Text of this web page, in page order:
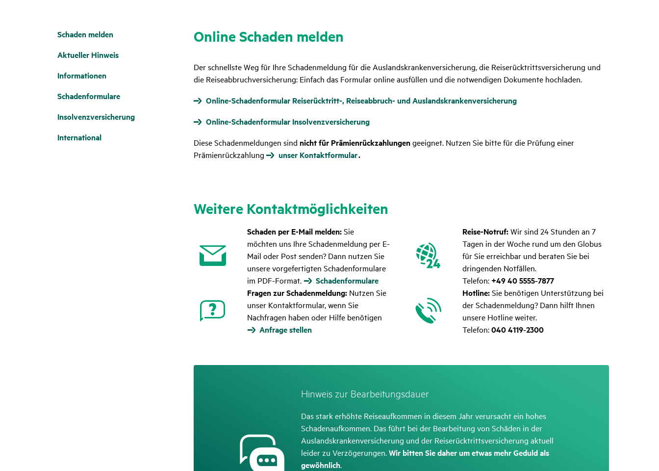
Schaden melden
Aktu­eller Hinweis
Infor­ma­tionen
Scha­den­for­mu­lare
Insol­venz­ver­si­che­rung
Inter­na­tional
Online Schaden melden
Der schnellste Weg für Ihre Schadenmeldung für die Auslandskrankenversicherung, die Reiserücktrittsversicherung und
die Reiseabbruchversicherung: Einfach das Formular online ausfüllen und die notwendigen Dokumente hochladen.
Online-Schadenformular Reiserücktritt-, Reiseabbruch- und Auslandskrankenversicherung
Online-Schadenformular Insolvenzversicherung
Diese Schadenmeldungen sind nicht für Prämienrückzahlungengeeignet. Nutzen Sie bitte für die Prüfung einer
Prämienrückzahlung
unser Kontaktformular.
Weitere Kontakt­mög­lich­keiten
Schaden per E-Mail melden:Sie
möchten uns Ihre Schadenmeldung per E-
Mail oder Post senden? Dann nutzen Sie
unsere vorgefertigten Schadenformulare
im PDF-Format.
Schadenformulare
Fragen zur Schadenmeldung: Nutzen Sie
unser Kontaktformular, wenn Sie
Nachfragen haben oder Hilfe benötigen
Anfrage stellen
Reise-Notruf:Wir sind 24 Stunden an 7
Tagen in der Woche rund um den Globus
für Sie erreichbar und beraten Sie bei
dringenden Notfällen.
Telefon:+49 40 5555‑7877
Hotline:Sie benötigen Unterstützung bei
der Schadenmeldung? Dann hilft Ihnen
unsere Hotline weiter.
Telefon:040 4119‑2300
Hinweis zur Bear­bei­tungs­dauer
Das stark erhöhte Reiseaufkommen in diesem Jahr verursacht ein hohes
Schadenaufkommen. Das führt bei der Bearbeitung von Schäden in der
Auslandskrankenversicherung und der Reiserücktrittsversicherung aktuell
leider zu Verzögerungen.Wir bitten Sie daher um etwas mehr Geduld als
gewöhnlich.